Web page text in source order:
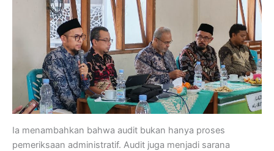
Ia menambahkan bahwa audit bukan hanya proses
pemeriksaan administratif. Audit juga menjadi sarana